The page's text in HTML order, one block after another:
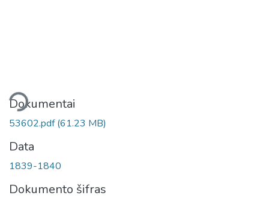
Dokumentai
53602.pdf(61.23 MB)
Data
1839-1840
Dokumento šifras